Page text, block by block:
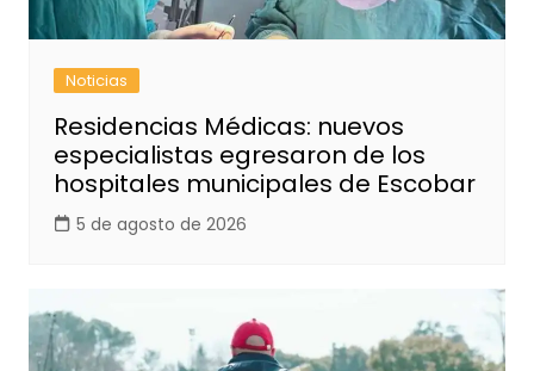
Noticias
Residencias Médicas: nuevos
especialistas egresaron de los
hospitales municipales de Escobar
5 de agosto de 2026